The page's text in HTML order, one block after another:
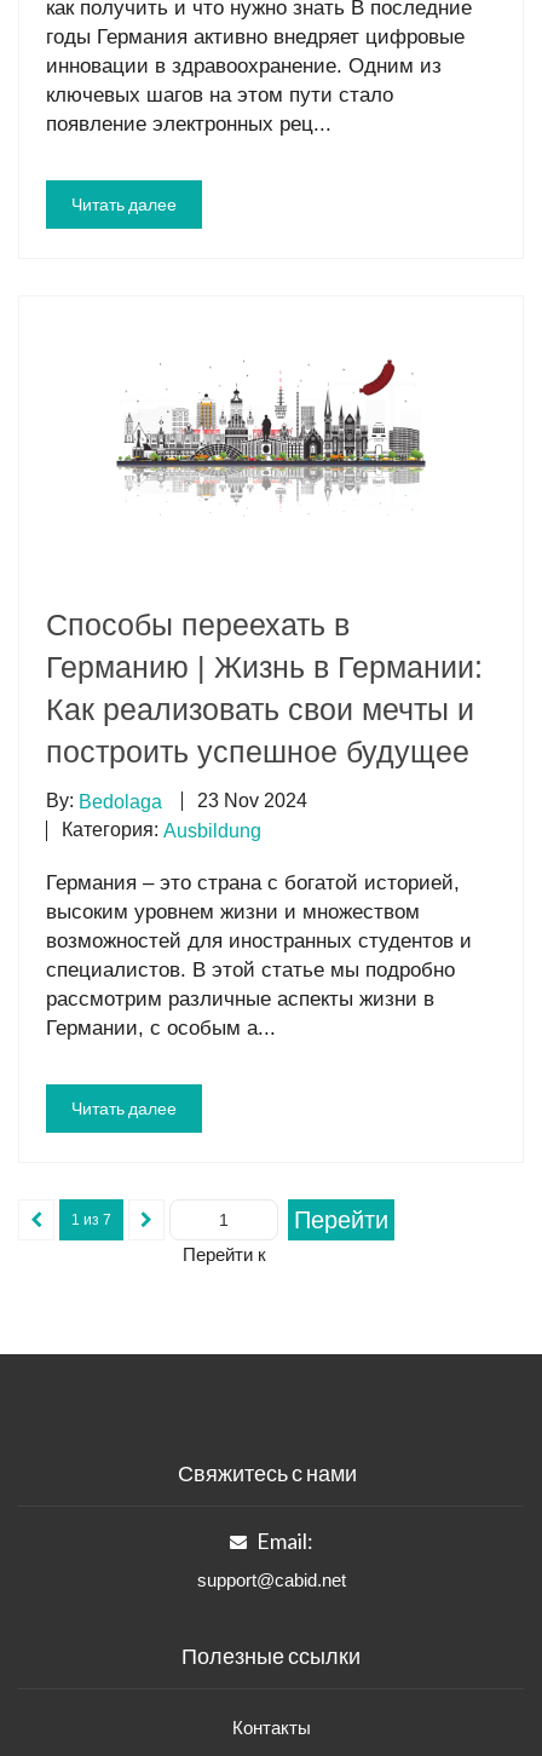
как получить и что нужно знать В последние
годы Германия активно внедряет цифровые
инновации в здравоохранение. Одним из
ключевых шагов на этом пути стало
появление электронных рец...
Читать далее
Способы переехать в
Германию | Жизнь в Германии:
Как реализовать свои мечты и
построить успешное будущее
By: Bedolaga
23 Nov 2024
Категория: Ausbildung
Германия – это страна с богатой историей,
высоким уровнем жизни и множеством
возможностей для иностранных студентов и
специалистов. В этой статье мы подробно
рассмотрим различные аспекты жизни в
Германии, с особым а...
Читать далее
1 из 7
Перейти к
Перейти
Свяжитесь с нами
Email:
support@cabid.net
Полезные ссылки
Контакты